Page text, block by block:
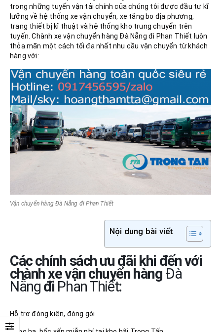
trong những tuyến vận tải chính của chúng tôi được đầu tư kĩ
lưỡng về hệ thống xe vận chuyển, xe tăng bo địa phương,
trang thiết bị kĩ thuật và hệ thống kho trung chuyển trên
tuyến. Chành xe vận chuyển hàng Đà Nẵng đi Phan Thiết luôn
thỏa mãn một cách tối đa nhất nhu cầu vận chuyển từ khách
hàng với:
Vận chuyển hàng Đà Nẵng đi Phan Thiết
Nội dung bài viết
Các chính sách ưu đãi khi đến với
chành xe vận chuyển hàng Đà
Nẵng đi Phan Thiết:
Hỗ trợ đóng kiện, đóng gói